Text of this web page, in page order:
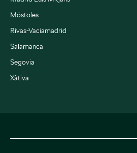
Móstoles
Rivas-Vaciamadrid
Salamanca
Segovia
Xàtiva